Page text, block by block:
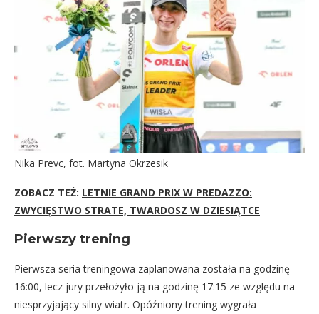
Nika Prevc, fot. Martyna Okrzesik
ZOBACZ TEŻ: LETNIE GRAND PRIX W PREDAZZO:
ZWYCIĘSTWO STRATE, TWARDOSZ W DZIESIĄTCE
Pierwszy trening
Pierwsza seria treningowa zaplanowana została na godzinę
16:00, lecz jury przełożyło ją na godzinę 17:15 ze względu na
niesprzyjający silny wiatr. Opóźniony trening wygrała